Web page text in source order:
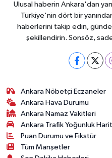
Ulusal haberin Ankara'dan
Türkiye'nin dört bir
haberlerini takip edin,
şekillendirin. Sonsöz,
Ankara Nöbetçi Eczaneler
Ankara Hava Durumu
Ankara Namaz Vakitleri
Ankara Trafik Yoğunluk
Puan Durumu ve Fikstür
Tüm Manşetler